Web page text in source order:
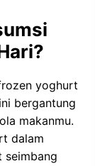
yoghurt
bergantung
makanmu.
dalam
seimbang